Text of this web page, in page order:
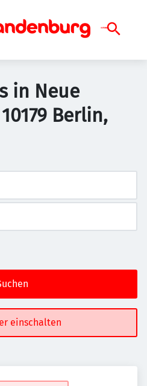
in Neue
Berlin,
einschalten